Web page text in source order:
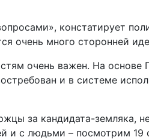
констатирует
очень много сторонней
очень важен. На
и в системе
за кандидата-земляка,
и с людьми – посмотрим 19